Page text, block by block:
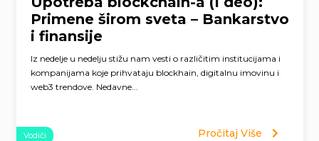
Primene širom sveta – Bankarstvo
i finansije
Iz nedelje u nedelju stižu nam vesti o različitim institucijama i
kompanijama koje prihvataju blockhain, digitalnu imovinu i
web3 trendove. Nedavne...
Vodiči Pročitaj Više